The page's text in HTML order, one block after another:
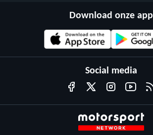
Download onze app
Social media